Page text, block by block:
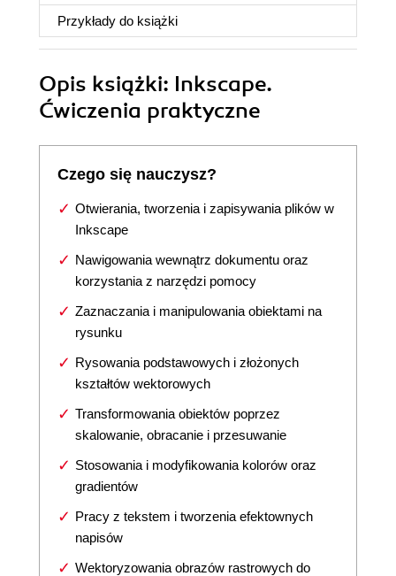
Przykłady do książki
Opis książki: Inkscape.
Ćwiczenia praktyczne
Czego się nauczysz?
Otwierania, tworzenia i zapisywania plików w
Inkscape
Nawigowania wewnątrz dokumentu oraz
korzystania z narzędzi pomocy
Zaznaczania i manipulowania obiektami na
rysunku
Rysowania podstawowych i złożonych
kształtów wektorowych
Transformowania obiektów poprzez
skalowanie, obracanie i przesuwanie
Stosowania i modyfikowania kolorów oraz
gradientów
Pracy z tekstem i tworzenia efektownych
napisów
Wektoryzowania obrazów rastrowych do